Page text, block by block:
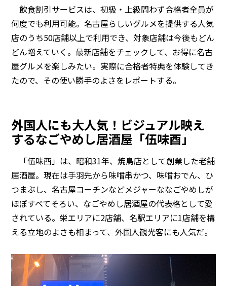
飲食割引サービスは、初級・上級問わず合格者全員が
何度でも利用可能。名古屋らしいグルメを提供する人気
店のうち50店舗以上で利用でき、対象店舗は今後もどん
どん増えていく。最新店舗をチェックして、お得に名古
屋グルメを楽しみたい。実際に合格者特典を体験してき
たので、その使い勝手のよさをレポートする。
外国人にも大人気！ビジュアル映え
するなごやめし居酒屋「伍味酉」
「伍味酉」は、昭和31年、焼鳥店として創業した老舗
居酒屋。現在は手羽先から味噌串かつ、味噌おでん、ひ
つまぶし、名古屋コーチンなどメジャーななごやめしが
ほぼすべてそろい、なごやめし居酒屋の代表格として愛
されている。栄エリアに2店舗、名駅エリアに1店舗を構
える立地のよさも相まって、外国人観光客にも人気だ。